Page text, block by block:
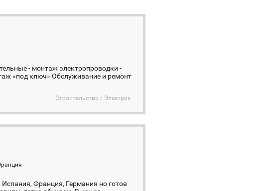
- монтаж электропроводки -
«под ключ» Обслуживание и ремонт
Строительство / Электрик
Франция, Германия но готов